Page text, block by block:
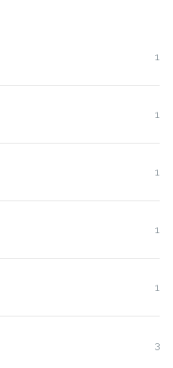
1
1
1
1
1
3